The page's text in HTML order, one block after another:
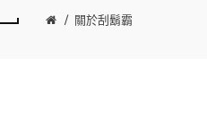
關於刮鬍霸